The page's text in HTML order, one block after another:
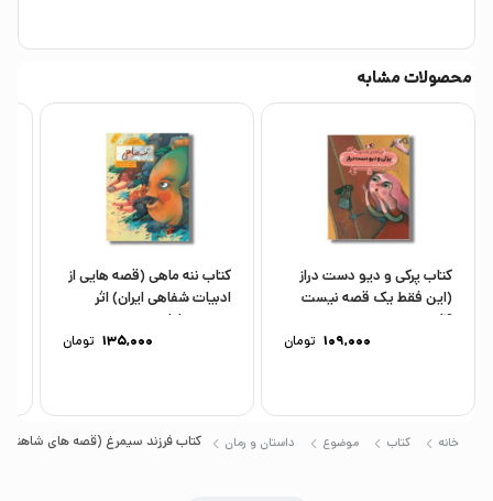
محصولات مشابه
کتاب پرکی و دیو دست دراز
(این فقط یک قصه نیست
4)...
109,000 تومان
کتاب ننه ماهی (قصه هایی از
ادبیات شفاهی ایران) اثر
محمدرضا شمس...
135,000 تومان
خانه کتاب موضوع داستان و رمان کتاب فرزند سیمرغ (قصه های شاهنامه 2) به روایت آتوسا صالحی نشر